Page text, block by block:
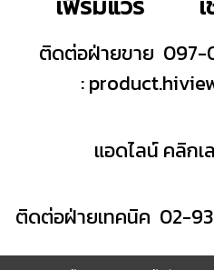
ติดต่อฝ่ายขาย 097-
:
แอดไลน์ คลิกเ
ติดต่อฝ่ายเทคนิค 02-